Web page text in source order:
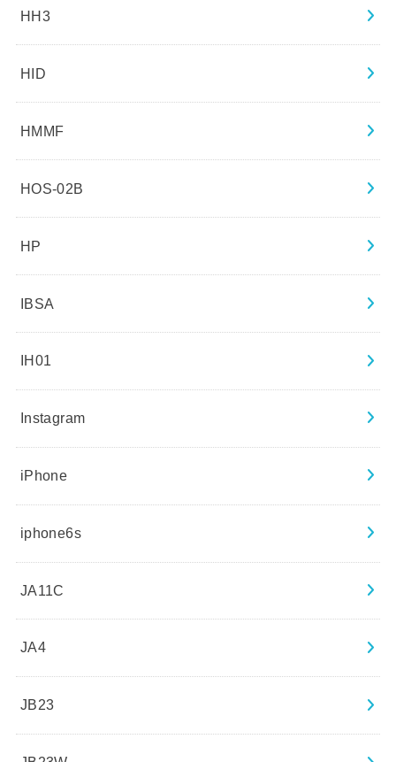
HH3
HID
HMMF
HOS-02B
HP
IBSA
IH01
Instagram
iPhone
iphone6s
JA11C
JA4
JB23